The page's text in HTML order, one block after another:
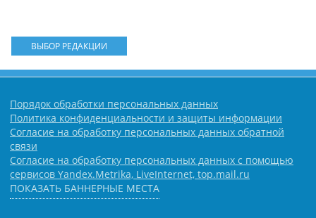
ВЫБОР РЕДАКЦИИ
Порядок обработки персональных данных
Политика конфиденциальности и защиты информации
Согласие на обработку персональных данных обратной
связи
Согласие на обработку персональных данных с помощью
сервисов Yandex.Metrika, LiveInternet, top.mail.ru
ПОКАЗАТЬ БАННЕРНЫЕ МЕСТА